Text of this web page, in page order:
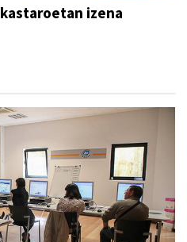
izena